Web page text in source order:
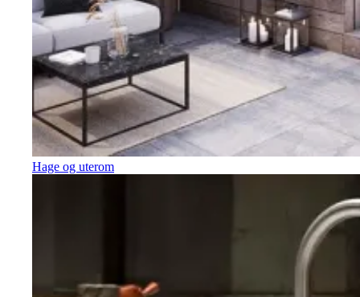
Hage og uterom